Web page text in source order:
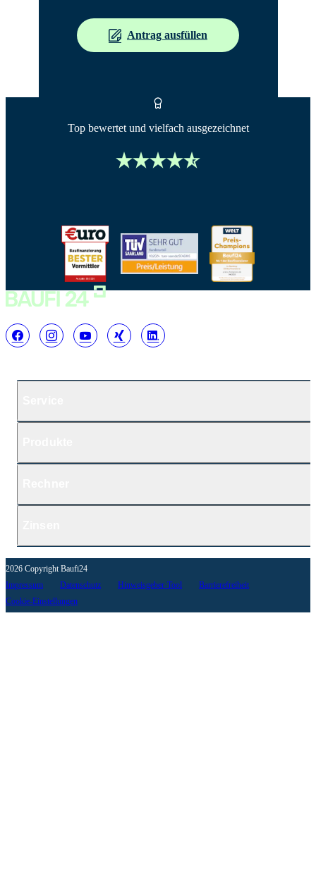
Antrag ausfüllen
Top bewertet und vielfach ausgezeichnet
2026 Copyright Baufi24
Impressum
Datenschutz Hinweisgeber-Tool
Barrierefreiheit
Cookie-Einstellungen